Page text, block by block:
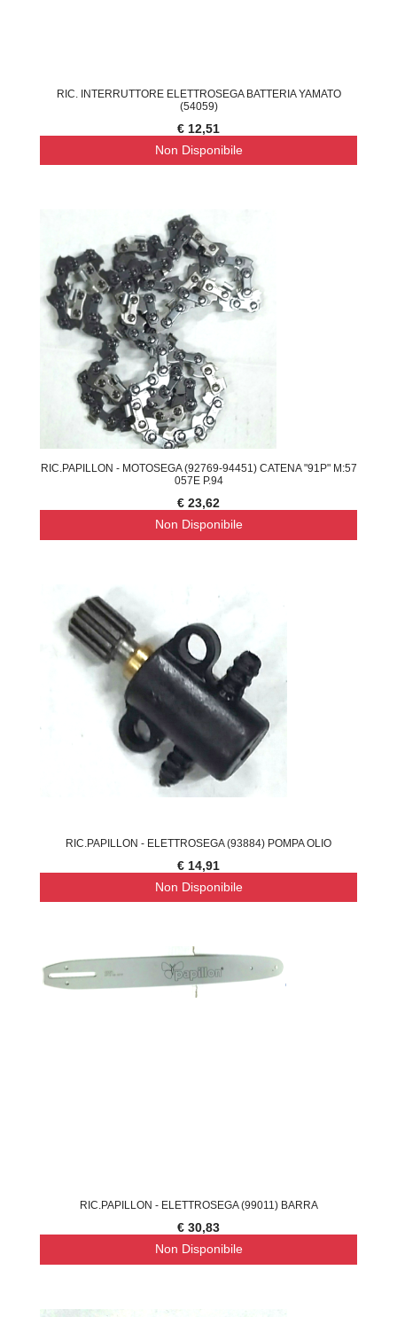
RIC. INTERRUTTORE ELETTROSEGA BATTERIA YAMATO
(54059)
€ 12,51
Non Disponibile
RIC.PAPILLON - MOTOSEGA (92769-94451) CATENA "91P" M:57
057E P.94
€ 23,62
Non Disponibile
RIC.PAPILLON - ELETTROSEGA (93884) POMPA OLIO
€ 14,91
Non Disponibile
RIC.PAPILLON - ELETTROSEGA (99011) BARRA
€ 30,83
Non Disponibile